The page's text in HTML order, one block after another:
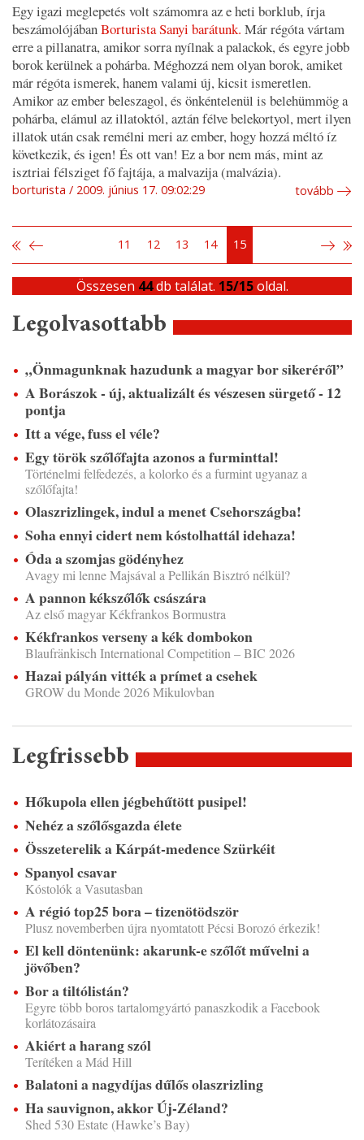
Egy igazi meglepetés volt számomra az e heti borklub, írja
beszámolójábanBorturista Sanyi barátunk. Már régóta vártam
erre a pillanatra, amikor sorra nyílnak a palackok, és egyre jobb
borok kerülnek a pohárba. Méghozzá nem olyan borok, amiket
már régóta ismerek, hanem valami új, kicsit ismeretlen.
Amikor az ember beleszagol, és önkéntelenül is belehümmög a
pohárba, elámul az illatoktól, aztán félve belekortyol, mert ilyen
illatok után csak remélni meri az ember, hogy hozzá méltó íz
következik, és igen! És ott van! Ez a bor nem más, mint az
isztriai félsziget fő fajtája, a malvazija (malvázia).
borturista 2009. június 17. 09:02:29 tovább
11 12 13 14 15
Összesen 44db találat. 15/15oldal.
Legolvasottabb
„Önmagunknak hazudunk a magyar bor sikeréről”
A Borászok - új, aktualizált és vészesen sürgető - 12
pontja
Itt a vége, fuss el véle?
Egy török szőlőfajta azonos a furminttal!
Történelmi felfedezés, a kolorko és a furmint ugyanaz a
szőlőfajta!
Olaszrizlingek, indul a menet Csehországba!
Soha ennyi cidert nem kóstolhattál idehaza!
Óda a szomjas gödényhez
Avagy mi lenne Majsával a Pellikán Bisztró nélkül?
A pannon kékszőlők császára
Az első magyar Kékfrankos Bormustra
Kékfrankos verseny a kék dombokon
Blaufränkisch International Competition – BIC 2026
Hazai pályán vitték a prímet a csehek
GROW du Monde 2026 Mikulovban
Legfrissebb
Hőkupola ellen jégbehűtött pusipel!
Nehéz a szőlősgazda élete
Összeterelik a Kárpát-medence Szürkéit
Spanyol csavar
Kóstolók a Vasutasban
A régió top25 bora – tizenötödször
Plusz novemberben újra nyomtatott Pécsi Borozó érkezik!
El kell döntenünk: akarunk-e szőlőt művelni a
jövőben?
Bor a tiltólistán?
Egyre több boros tartalomgyártó panaszkodik a Facebook
korlátozásaira
Akiért a harang szól
Terítéken a Mád Hill
Balatoni a nagydíjas dűlős olaszrizling
Ha sauvignon, akkor Új-Zéland?
Shed 530 Estate (Hawke’s Bay)